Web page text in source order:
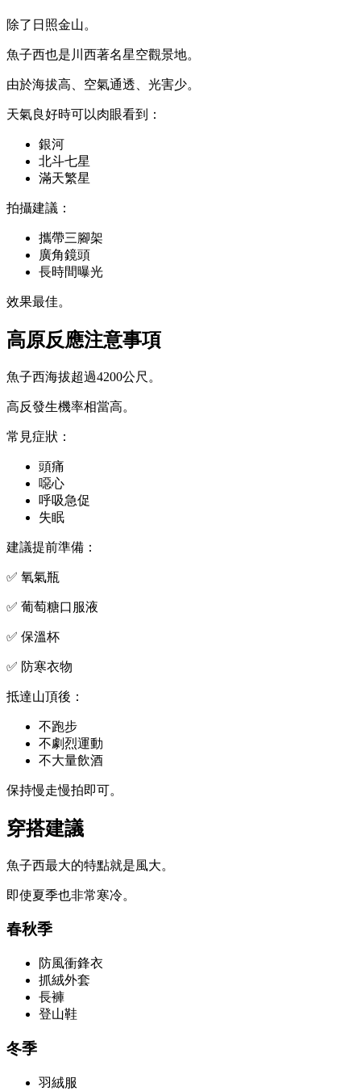
除了日照金山。
魚子西也是川西著名星空觀景地。
由於海拔高、空氣通透、光害少。
天氣良好時可以肉眼看到：
銀河
北斗七星
滿天繁星
拍攝建議：
攜帶三腳架
廣角鏡頭
長時間曝光
效果最佳。
高原反應注意事項
魚子西海拔超過4200公尺。
高反發生機率相當高。
常見症狀：
頭痛
噁心
呼吸急促
失眠
建議提前準備：
✅ 氧氣瓶
✅ 葡萄糖口服液
✅ 保溫杯
✅ 防寒衣物
抵達山頂後：
不跑步
不劇烈運動
不大量飲酒
保持慢走慢拍即可。
穿搭建議
魚子西最大的特點就是風大。
即使夏季也非常寒冷。
春秋季
防風衝鋒衣
抓絨外套
長褲
登山鞋
冬季
羽絨服